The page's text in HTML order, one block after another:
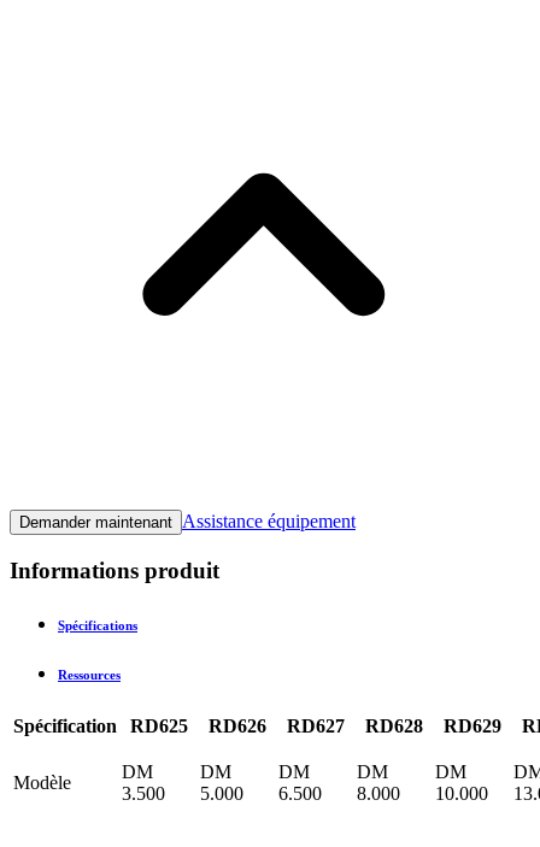
Demander maintenant Assistance équipement
Informations produit
Spécifications
Ressources
Spécification RD625 RD626 RD627 RD628 RD629
Modèle
DM
3.500
DM
5.000
DM
6.500
DM
8.000
DM
10.000